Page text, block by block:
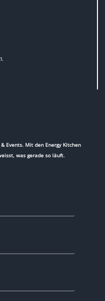
Events. Mit den Energy Kitchen
was gerade so läuft.